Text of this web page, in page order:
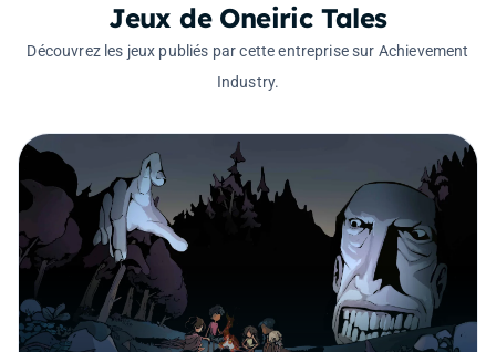
Jeux de Oneiric Tales
Découvrez les jeux publiés par cette entreprise sur Achievement
Industry.